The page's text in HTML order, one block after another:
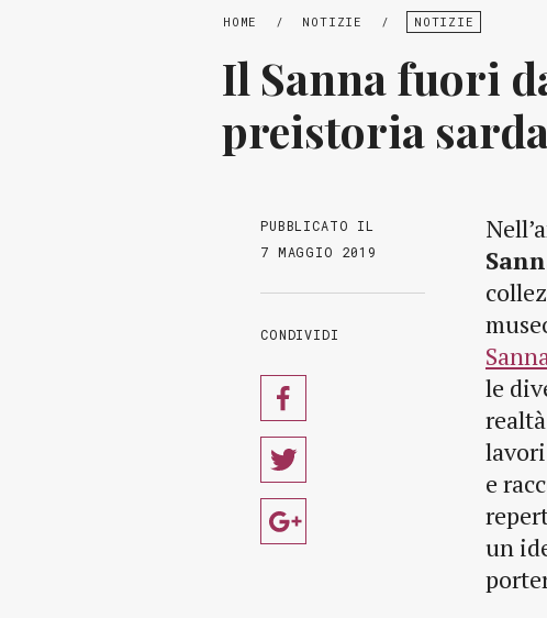
HOME / NOTIZIE / NOTIZIE
Il Sanna fuori
preistoria
PUBBLICATO IL
7 MAGGIO 2019
CONDIVIDI
le
e
un